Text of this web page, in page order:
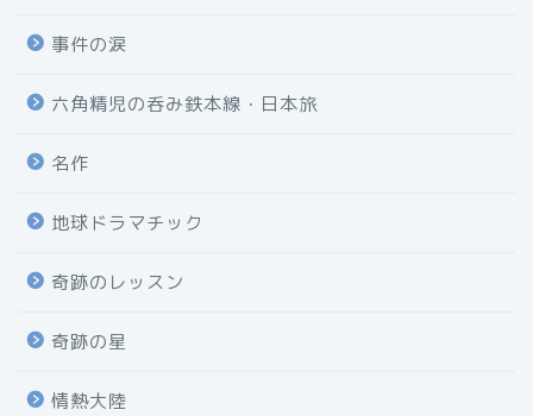
事件の涙
六角精児の呑み鉄本線・日本旅
名作
地球ドラマチック
奇跡のレッスン
奇跡の星
情熱大陸